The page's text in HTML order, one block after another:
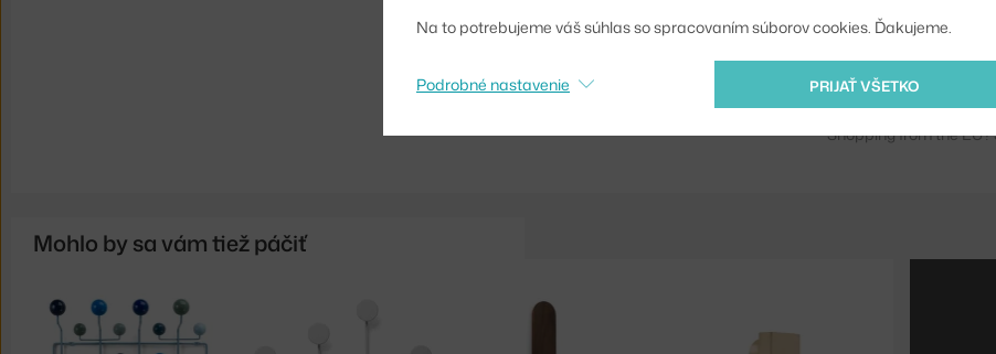
Jste z Česka? Přejděte
Shopping from the
Mohlo by sa vám tiež páčiť
Na to potrebujeme váš súhlas so spracovaním súborov cookies. Ďakujeme.
PRIJAŤ VŠETKO
Podrobné nastavenie